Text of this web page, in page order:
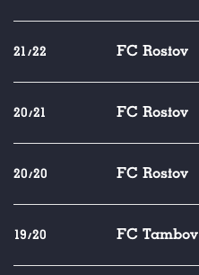
21/22 FC Rostov
20/21 FC Rostov
20/20 FC Rostov
19/20 FC Tambov